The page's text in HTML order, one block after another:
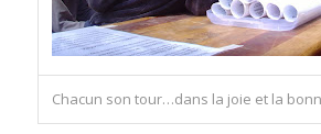
Chacun son tour…dans la joie et la